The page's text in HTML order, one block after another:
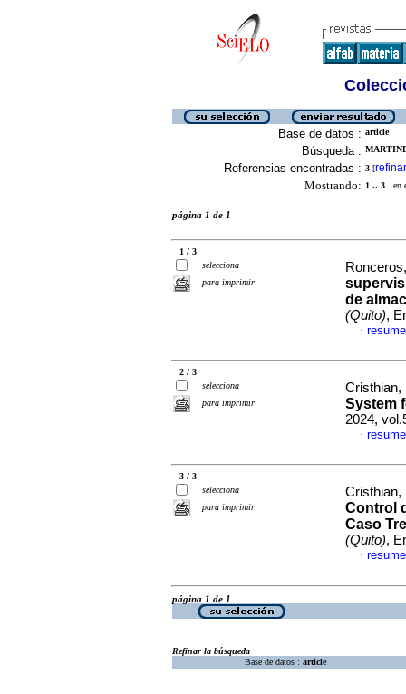
Base de datos : article
Búsqueda :
Referencias encontradas : 3 [refinar
Mostrando: 1 .. 3 en
página 1 de 1
1 / 3
selecciona
para imprimir
de
(Quito),
·
2 / 3
selecciona
para imprimir
System
2024,
·
3 / 3
selecciona
para imprimir
Control
Caso
(Quito),
·
página 1 de 1
Refinar la búsqueda
Base de datos : article